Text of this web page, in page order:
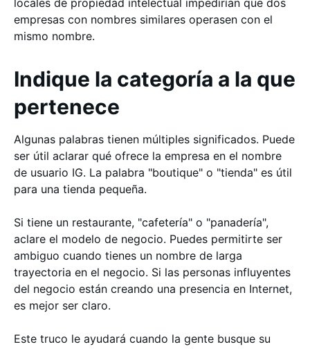
locales de propiedad intelectual impedirían que dos
empresas con nombres similares operasen con el
mismo nombre.
Indique la categoría a la que
pertenece
Algunas palabras tienen múltiples significados. Puede
ser útil aclarar qué ofrece la empresa en el nombre
de usuario IG. La palabra "boutique" o "tienda" es útil
para una tienda pequeña.
Si tiene un restaurante, "cafetería" o "panadería",
aclare el modelo de negocio. Puedes permitirte ser
ambiguo cuando tienes un nombre de larga
trayectoria en el negocio. Si las personas influyentes
del negocio están creando una presencia en Internet,
es mejor ser claro.
Este truco le ayudará cuando la gente busque su